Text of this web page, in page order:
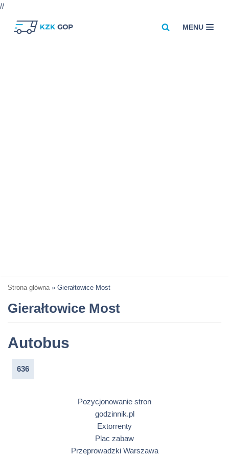
//
MENU
Strona główna » Gierałtowice Most
Gierałtowice Most
Autobus
636
Pozycjonowanie stron
godzinnik.pl
Extorrenty
Plac zabaw
Przeprowadzki Warszawa